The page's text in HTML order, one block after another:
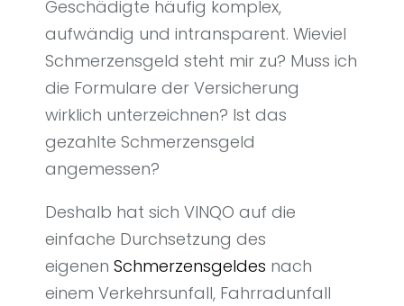
Geschädigte häufig komplex,
aufwändig und intransparent. Wieviel
Schmerzensgeld steht mir zu? Muss ich
die Formulare der Versicherung
wirklich unterzeichnen? Ist das
gezahlte Schmerzensgeld
angemessen?
Deshalb hat sich VINQO auf die
einfache Durchsetzung des
eigenen Schmerzensgeldes nach
einem Verkehrsunfall, Fahrradunfall